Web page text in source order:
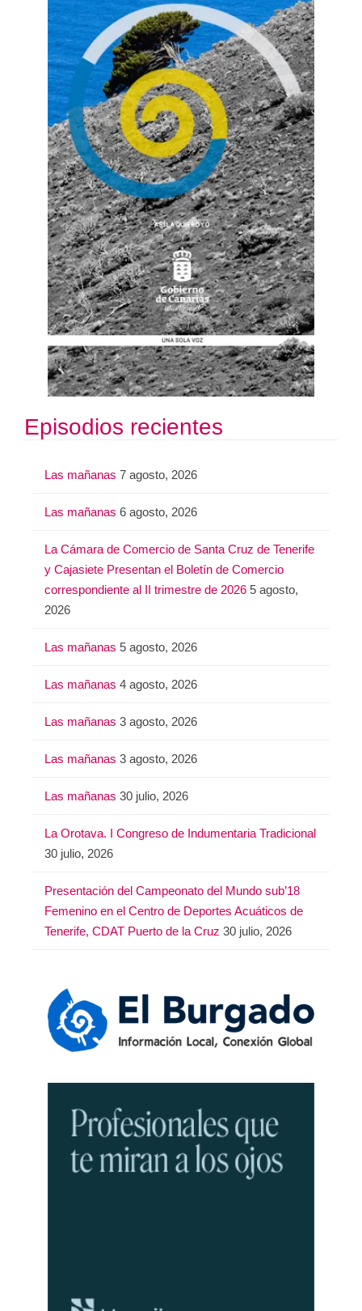
Episodios recientes
Las mañanas 7 agosto, 2026
Las mañanas 6 agosto, 2026
La Cámara de Comercio de Santa Cruz de Tenerife
y Cajasiete Presentan el Boletín de Comercio
correspondiente al II trimestre de 2026 5 agosto,
2026
Las mañanas 5 agosto, 2026
Las mañanas 4 agosto, 2026
Las mañanas 3 agosto, 2026
Las mañanas 3 agosto, 2026
Las mañanas 30 julio, 2026
La Orotava. I Congreso de Indumentaria Tradicional
30 julio, 2026
Presentación del Campeonato del Mundo sub’18
Femenino en el Centro de Deportes Acuáticos de
Tenerife, CDAT Puerto de la Cruz 30 julio, 2026